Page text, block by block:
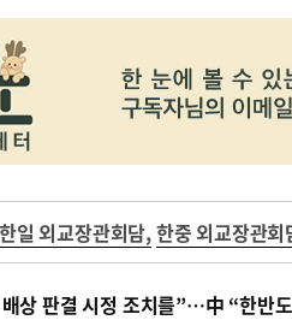
한일 외교장관회담,한중 외교장관회
상 판결 시정 조치를”…中 “한반